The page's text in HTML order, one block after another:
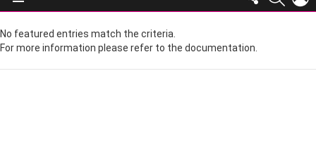
Меню
US
No featured entries match the criteria.
For more information please refer to the documentation.